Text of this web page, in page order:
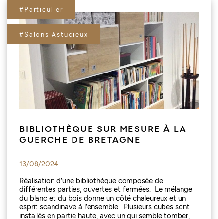
#Particulier
#Salons Astucieux
BIBLIOTHÈQUE SUR MESURE À LA
GUERCHE DE BRETAGNE
13/08/2024
Réalisation d’une bibliothèque composée de
différentes parties, ouvertes et fermées. Le mélange
du blanc et du bois donne un côté chaleureux et un
esprit scandinave à l’ensemble. Plusieurs cubes sont
installés en partie haute, avec un qui semble tomber,